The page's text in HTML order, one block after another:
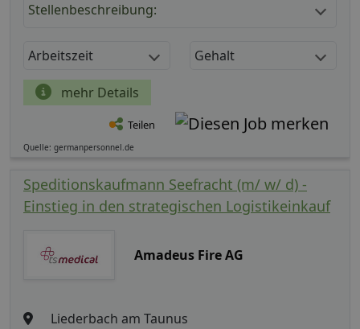
Stellenbeschreibung:
Arbeitszeit Gehalt
mehr Details
Teilen
Quelle: germanpersonnel.de
Speditionskaufmann Seefracht (m/ w/ d) -
Einstieg in den strategischen Logistikeinkauf
Amadeus Fire AG
Liederbach am Taunus